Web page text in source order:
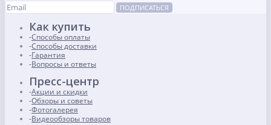
ПОДПИСАТЬСЯ
Как купить
Способы оплаты
Способы доставки
Гарантия
Вопросы и ответы
Пресс-центр
Акции и скидки
Обзоры и советы
Фотогалерея
Видеообзоры товаров